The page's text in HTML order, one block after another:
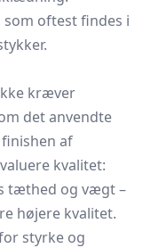
oftest findes i
kræver
det anvendte
af
kvalitet:
tæthed og vægt –
højere kvalitet.
styrke og